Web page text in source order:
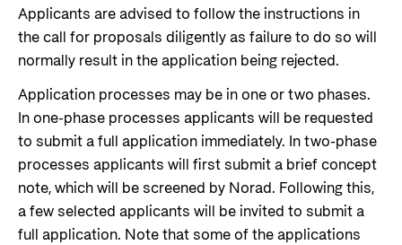
Kva er bistand?
Norsk bistand i tal
FNs bærekraftsmål
Evalueringer (Norec)
Kontroll og kvalitet i forvaltningen av bistand
Partner
Kunnskapsbanken
Norads plusspartnermodell
Norads temaporteføljer
norsk bistand
Gå til temasiden
Temaområder i norsk bistand
Helse
Utdanning og forsking
Likestilling
Menneskerettigheter og sivilt samfunn
Aktuelt
Finn siste nytt, hendelser og aktiviteter fra Norad
Gå til side
Arrangementskalender
Publikasjoner
Karriere
Ønsker du en meningsfylt, utfordrende og
interessant arbeidsdag hvor du kan samarbeide
med engasjerte fagpersoner både nasjonalt og
internasjonalt? Velkommen til Norad!
Om Norad
Her finer du informasjon om Norad, vår
Applicants are advised to follow the instructions in
the call for proposals diligently as failure to do so will
normally result in the application being rejected.
Application processes may be in one or two phases.
In one-phase processes applicants will be requested
to submit a full application immediately. In two-phase
processes applicants will first submit a brief concept
note, which will be screened by Norad. Following this,
a few selected applicants will be invited to submit a
full application. Note that some of the applications